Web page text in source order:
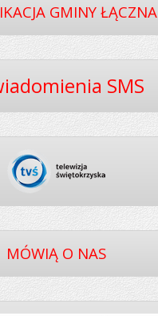
GMINY ŁĄCZNA
SMS
MÓWIĄ O NAS